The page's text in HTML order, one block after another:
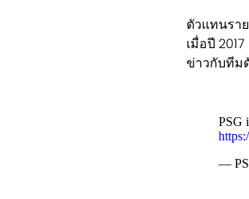
ตัวแทนรา
เมื่อปี
ข่าวกับทีม
PSG
—